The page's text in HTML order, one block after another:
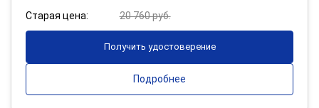
Старая цена:
20 760 руб.
Получить удостоверение
Подробнее